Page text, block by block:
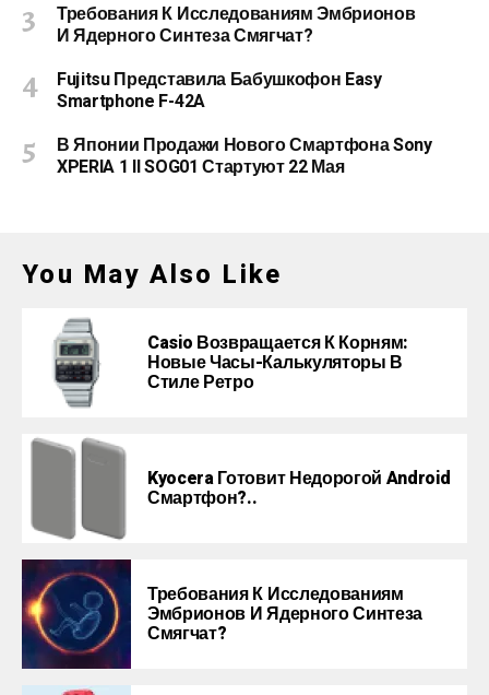
Требования К Исследованиям Эмбрионов
И Ядерного Синтеза Смягчат?
Fujitsu Представила Бабушкофон Easy
Smartphone F-42A
В Японии Продажи Нового Смартфона Sony
XPERIA 1 II SOG01 Стартуют 22 Мая
You May Also Like
Casio Возвращается К Корням:
Новые Часы-Калькуляторы В
Стиле Ретро
Kyocera Готовит Недорогой Android
Смартфон?..
Требования К Исследованиям
Эмбрионов И Ядерного Синтеза
Смягчат?